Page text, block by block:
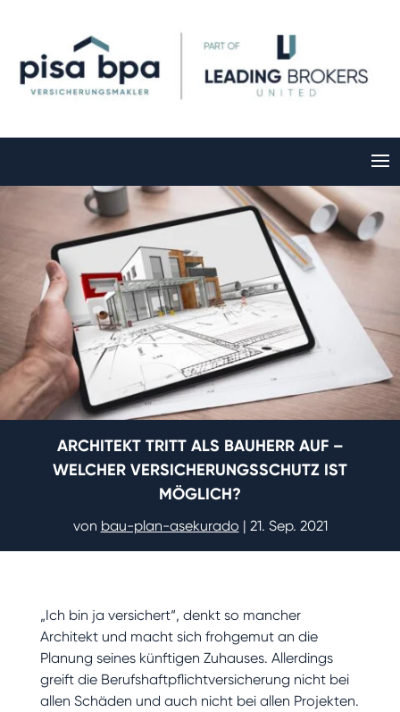
ARCHITEKT TRITT ALS BAUHERR AUF –
WELCHER VERSICHERUNGSSCHUTZ IST
MÖGLICH?
von bau-plan-asekurado | 21. Sep. 2021
„Ich bin ja versichert“, denkt so mancher
Architekt und macht sich frohgemut an die
Planung seines künftigen Zuhauses. Allerdings
greift die Berufshaftpflichtversicherung nicht bei
allen Schäden und auch nicht bei allen Projekten.